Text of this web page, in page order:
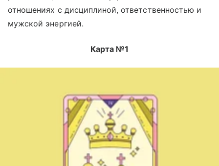
отношениях с дисциплиной, ответственностью и
мужской энергией.
Карта №1